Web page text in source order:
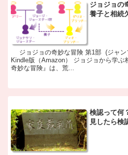
ジョジョの
養子と相続
ジョジョの奇妙な冒険 第1部 (ジャン
Kindle版（Amazon） ジョジョから学ぶ
奇妙な冒険』は、荒...
検認って何
見したら検